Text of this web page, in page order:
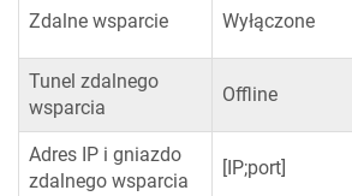
Zdalne wsparcie Wyłączone
Tunel zdalnego
wsparcia
Offline
Adres IP i gniazdo
zdalnego wsparcia
[IP;port]